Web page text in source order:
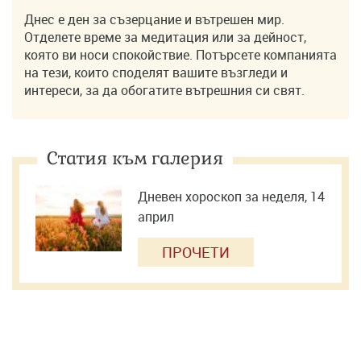
Днес е ден за съзерцание и вътрешен мир.
Отделете време за медитация или за дейност,
която ви носи спокойствие. Потърсете компанията
на тези, които споделят вашите възгледи и
интереси, за да обогатите вътрешния си свят.
Статия към галерия
Дневен хороскоп за неделя, 14
април
ПРОЧЕТИ